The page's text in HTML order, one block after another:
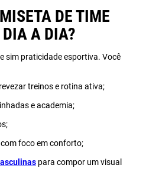
DE TIME
A DIA?
sim praticidade esportiva. Você
treinos e rotina ativa;
e academia;
com foco em conforto;
para compor um visual